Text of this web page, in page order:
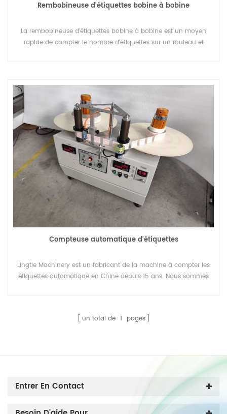
Rembobineuse d'étiquettes bobine à bobine
La rembobineuse d'étiquettes bobine à bobine est un moyen
rapide de compter le nombre d'étiquettes sur un rouleau et
Compteuse automatique d'étiquettes
Lingtie Machinery est un fabricant de la machine à compter les
étiquettes automatique en Chine depuis 15 ans. Nous sommes
un total de 1 pages
Entrer En Contact